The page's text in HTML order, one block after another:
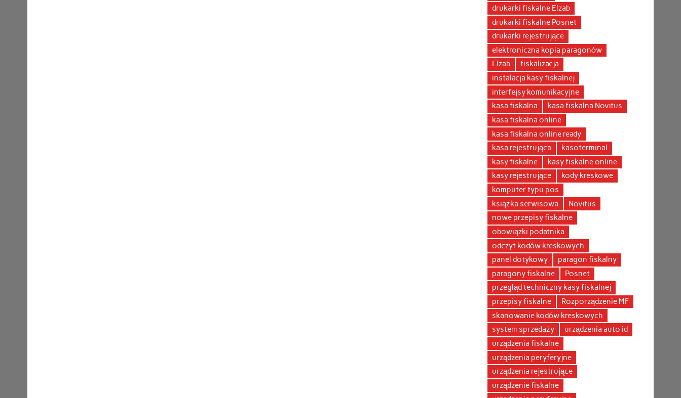
drukarki fiskalne Elzab
drukarki fiskalne Posnet
drukarki rejestrujące
elektroniczna kopia paragonów
Elzab
fiskalizacja
instalacja kasy fiskalnej
interfejsy komunikacyjne
kasa fiskalna
kasa fiskalna Novitus
kasa fiskalna online
kasa fiskalna online ready
kasa rejestrująca
kasoterminal
kasy fiskalne
kasy fiskalne online
kasy rejestrujące
kody kreskowe
komputer typu pos
książka serwisowa
Novitus
nowe przepisy fiskalne
obowiązki podatnika
odczyt kodów kreskowych
panel dotykowy
paragon fiskalny
paragony fiskalne
Posnet
przegląd techniczny kasy fiskalnej
przepisy fiskalne
Rozporządzenie MF
skanowanie kodów kreskowych
system sprzedaży
urządzenia auto id
urządzenia fiskalne
urządzenia peryferyjne
urządzenia rejestrujące
urządzenie fiskalne